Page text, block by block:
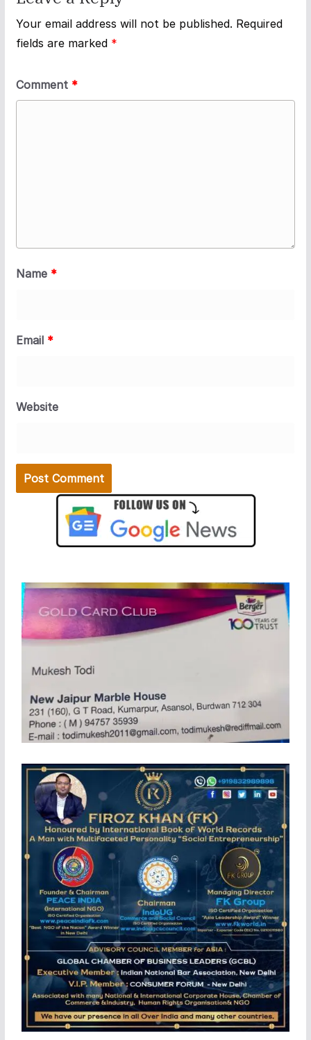
Your email address will not be published. Required
fields are marked *
Comment *
Name *
Email *
Website